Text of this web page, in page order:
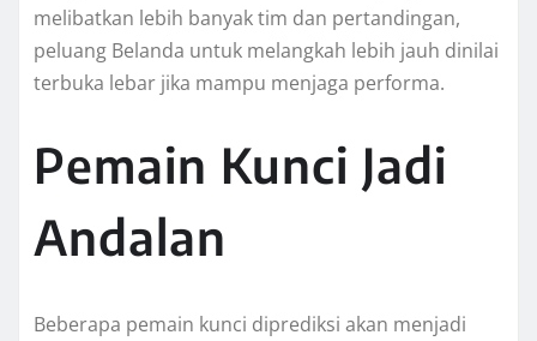
melibatkan lebih banyak tim dan pertandingan,
peluang Belanda untuk melangkah lebih jauh dinilai
terbuka lebar jika mampu menjaga performa.
Pemain Kunci Jadi
Andalan
Beberapa pemain kunci diprediksi akan menjadi